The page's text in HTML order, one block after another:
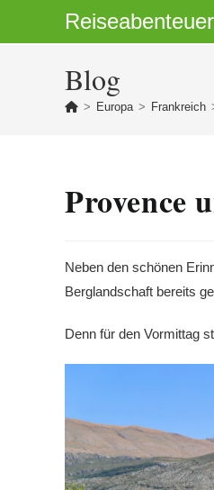
Blog
> Europa > Frankreich
Provence
Neben den schönen
Berglandschaft bereits
Denn für den Vormittag